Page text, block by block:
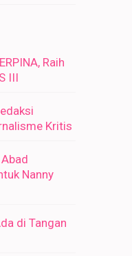
Raih
III
Kritis
Nanny
di Tangan